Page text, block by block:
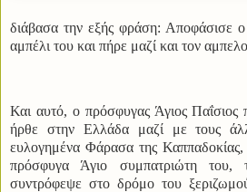
διάβασα την εξής φράση: Αποφάσισε
αμπέλι του και πήρε μαζί και τον
Και αυτό, ο πρόσφυγας Άγιος
ήρθε στην Ελλάδα μαζί με τους
ευλογημένα Φάρασα της
πρόσφυγα Άγιο συμπατριώτη του,
συντρόφεψε στο δρόμο του